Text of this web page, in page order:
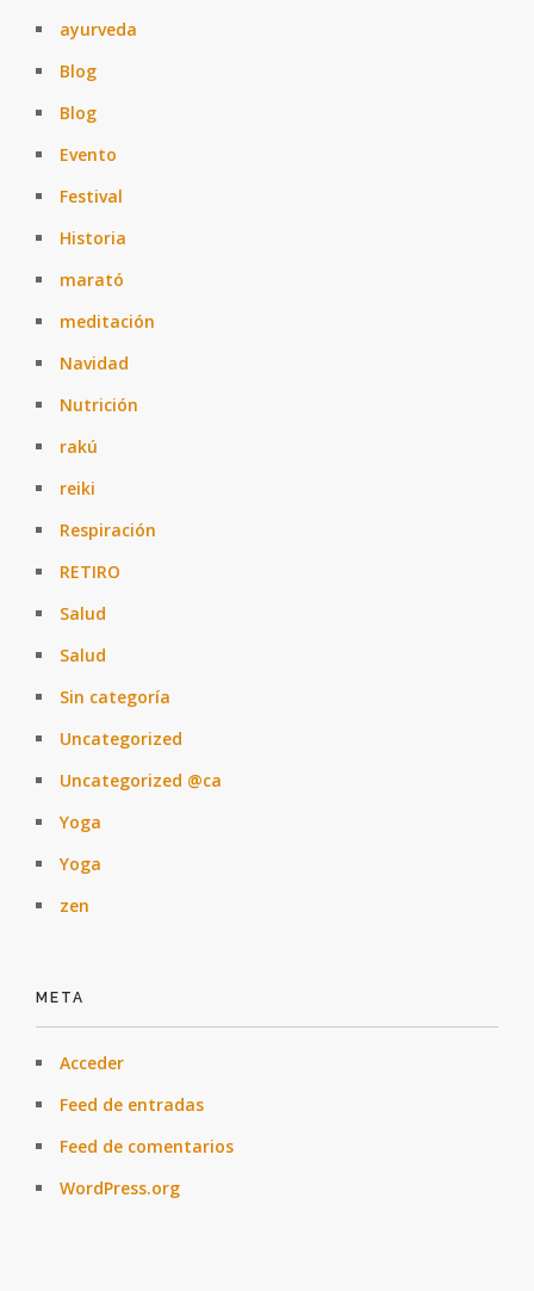
ayurveda
Blog
Blog
Evento
Festival
Historia
marató
meditación
Navidad
Nutrición
rakú
reiki
Respiración
RETIRO
Salud
Salud
Sin categoría
Uncategorized
Uncategorized @ca
Yoga
Yoga
zen
META
Acceder
Feed de entradas
Feed de comentarios
WordPress.org